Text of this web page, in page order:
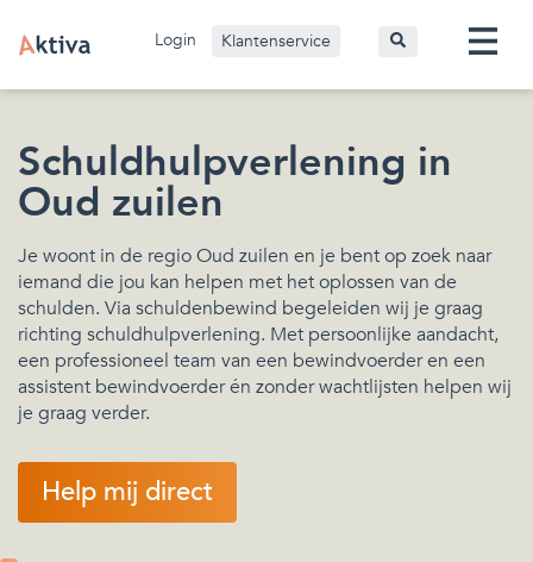
Login Klantenservice
Schuldhulpverlening in
Oud zuilen
Je woont in de regio Oud zuilen en je bent op zoek naar
iemand die jou kan helpen met het oplossen van de
schulden. Via schuldenbewind begeleiden wij je graag
richting schuldhulpverlening. Met persoonlijke aandacht,
een professioneel team van een bewindvoerder en een
assistent bewindvoerder én zonder wachtlijsten helpen wij
je graag verder.
Help mij direct